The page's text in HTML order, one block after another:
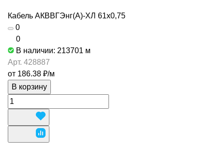
Кабель АКВВГЭнг(А)-ХЛ 61х0,75
0
0
В наличии: 213701 м
Арт. 428887
от 186.38 ₽/м
В корзину